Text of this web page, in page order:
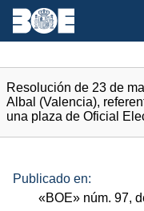
Resolución de 23 de
Albal (Valencia),
una plaza de Oficial
Publicado en:
«BOE» núm. 97,